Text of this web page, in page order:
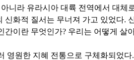
니라 유라시아 대륙 전역에서 대
화적 질서는 무너져 가고 있었다
이란 무엇인가? 우리는 어떻게 살
영원한 지혜 전통으로 구체화되었